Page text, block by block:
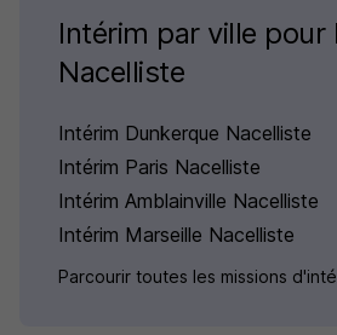
Intérim par ville pour
Nacelliste
Intérim Dunkerque Nacelliste
Intérim Paris Nacelliste
Intérim Amblainville Nacelliste
Intérim Marseille Nacelliste
Parcourir toutes les missions